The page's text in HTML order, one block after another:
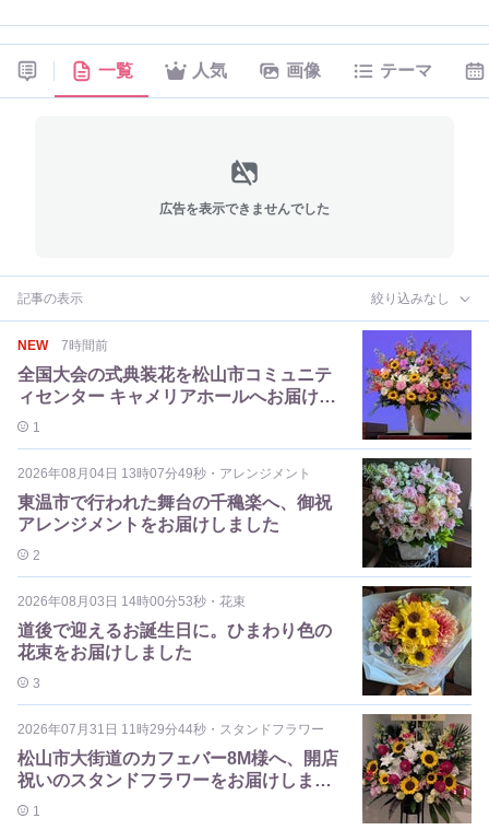
一覧 人気 画像 テーマ
広告を表示できませんでした
記事の表示 絞り込みなし
NEW 7時間前
全国大会の式典装花を松山市コミュニテ
ィセンター キャメリアホールへお届けし
ました
1
2026年08月04日 13時07分49秒 ・ アレンジメント
東温市で行われた舞台の千穐楽へ、御祝
アレンジメントをお届けしました
2
2026年08月03日 14時00分53秒 ・ 花束
道後で迎えるお誕生日に。ひまわり色の
花束をお届けしました
3
2026年07月31日 11時29分44秒 ・ スタンドフラワー
松山市大街道のカフェバー8M様へ、開店
祝いのスタンドフラワーをお届けしまし
た 1